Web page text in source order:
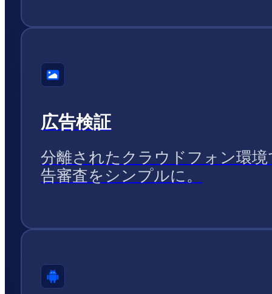
広告検証
分離されたクラウドフォン環境
告審査をシンプルに。